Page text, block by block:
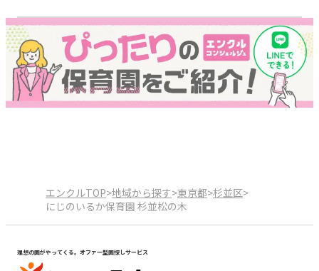
エンクルTOP>地域から探す>東京都>杉並区>
にじのいるか保育園 杉並松の木
理想の園がやってくる。オファー型園探しサービス